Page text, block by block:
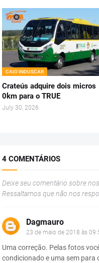
CAIO INDUSCAR
Crateús adquire dois micros
0km para o TRUE
July 30, 2026
4 COMENTÁRIOS
Deixe seu comentário sobre
Ressaltamos que não nos
Dagmauro
23 de maio de 2018 às
Uma correção. Pelas fotos
condicionado e uma sem para